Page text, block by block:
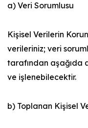
a) Veri Sorumlusu
Kişisel Verilerin
verileriniz; veri
tarafından aşağıda
ve işlenebilecektir.
b) Toplanan Kişisel